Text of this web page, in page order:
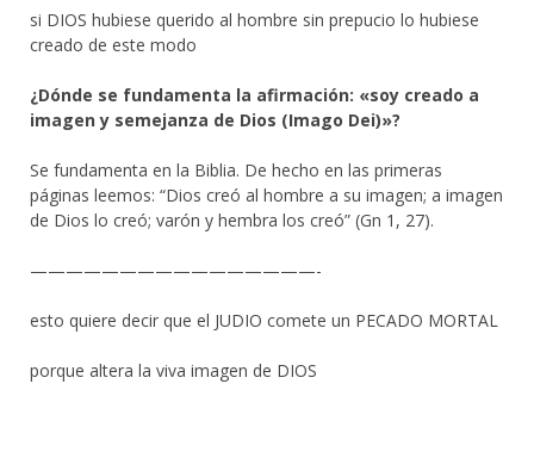
si DIOS hubiese querido al hombre sin prepucio lo hubiese
creado de este modo
¿Dónde se fundamenta la afirmación: «soy creado a
imagen y semejanza de Dios (Imago Dei)»?
Se fundamenta en la Biblia. De hecho en las primeras
páginas leemos: “Dios creó al hombre a su imagen; a imagen
de Dios lo creó; varón y hembra los creó” (Gn 1, 27).
————————————————-
esto quiere decir que el JUDIO comete un PECADO MORTAL
porque altera la viva imagen de DIOS